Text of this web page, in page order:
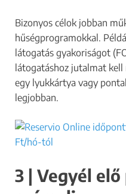
Bizonyos célok jobban
hűségprogramokkal.
látogatás gyakoriságot
látogatáshoz jutalmat kell
egy lyukkártya vagy
legjobban.
3 | Vegyél